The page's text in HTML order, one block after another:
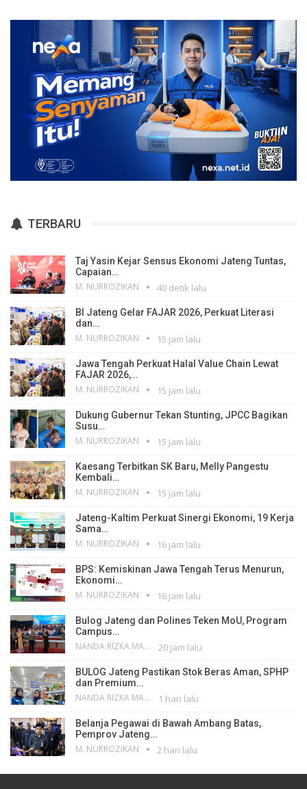
TERBARU
Taj Yasin Kejar Sensus Ekonomi Jateng Tuntas,
Capaian…
M. NURROZIKAN 40 detik lalu
BI Jateng Gelar FAJAR 2026, Perkuat Literasi
dan…
M. NURROZIKAN 15 jam lalu
Jawa Tengah Perkuat Halal Value Chain Lewat
FAJAR 2026,…
M. NURROZIKAN 15 jam lalu
Dukung Gubernur Tekan Stunting, JPCC Bagikan
Susu…
M. NURROZIKAN 15 jam lalu
Kaesang Terbitkan SK Baru, Melly Pangestu
Kembali…
M. NURROZIKAN 15 jam lalu
Jateng-Kaltim Perkuat Sinergi Ekonomi, 19 Kerja
Sama…
M. NURROZIKAN 16 jam lalu
BPS: Kemiskinan Jawa Tengah Terus Menurun,
Ekonomi…
M. NURROZIKAN 16 jam lalu
Bulog Jateng dan Polines Teken MoU, Program
Campus…
NANDA RIZKA MAHENDRA 20 jam lalu
BULOG Jateng Pastikan Stok Beras Aman, SPHP
dan Premium…
NANDA RIZKA MAHENDRA 1 hari lalu
Belanja Pegawai di Bawah Ambang Batas,
Pemprov Jateng…
M. NURROZIKAN 2 hari lalu